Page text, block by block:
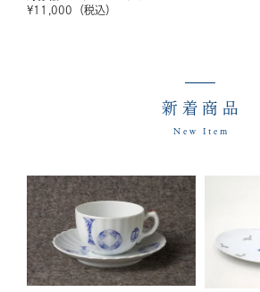
¥11,000 （税込）
新着商品
New Item